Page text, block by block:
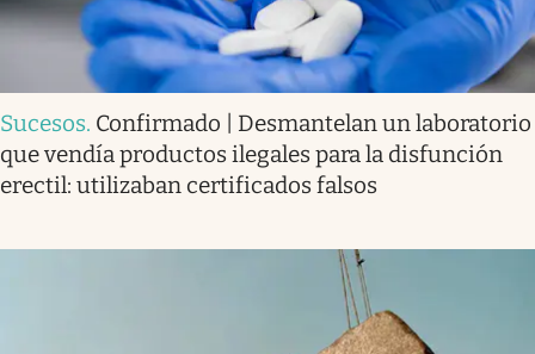
Sucesos. Confirmado | Desmantelan un laboratorio
que vendía productos ilegales para la disfunción
erectil: utilizaban certificados falsos